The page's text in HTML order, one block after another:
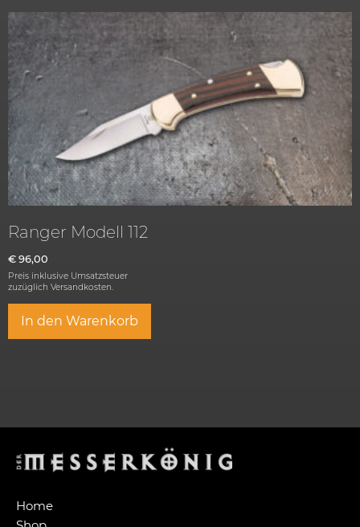
Ranger Modell 112
€ 96,00
Preis inklusive Umsatzsteuer
zuzüglich Versandkosten.
In den Warenkorb
Home